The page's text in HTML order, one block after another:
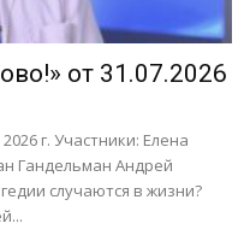
от 31.07.2026
г. Участники: Елена
Гандельман Андрей
случаются в жизни?